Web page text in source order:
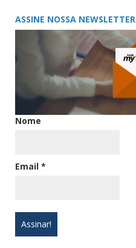
ASSINE NOSSA NEWSLETTER
Nome
Email *